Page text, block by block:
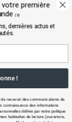
comportant le
sont des offres
ou en catalogue.
et de la vente à
première
(3)
dernières actus et
!
recevoir des communications de
connaissance des informations
définie par notre politique
habitudes de lecture (ouverture,